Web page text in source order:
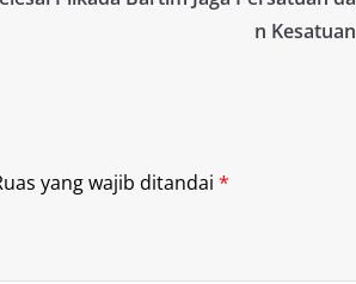
n Kesatuan
yang wajib ditandai *